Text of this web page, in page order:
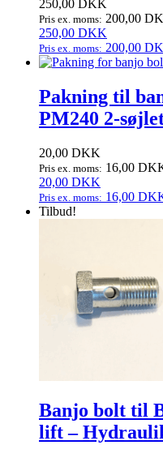
250,00 DKK
Pris ex. moms: 200,00
250,00 DKK
Pris ex. moms: 200,00
Pakning til
PM240
20,00 DKK
Pris ex. moms: 16,00
20,00 DKK
Pris ex. moms: 16,00
Tilbud!
Banjo bolt til
lift –